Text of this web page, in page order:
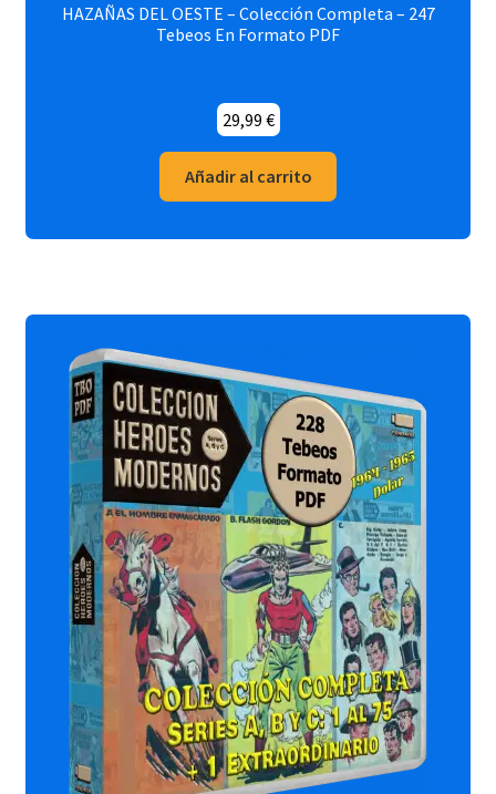
HAZAÑAS DEL OESTE – Colección Completa – 247
Tebeos En Formato PDF
29,99 €
Añadir al carrito